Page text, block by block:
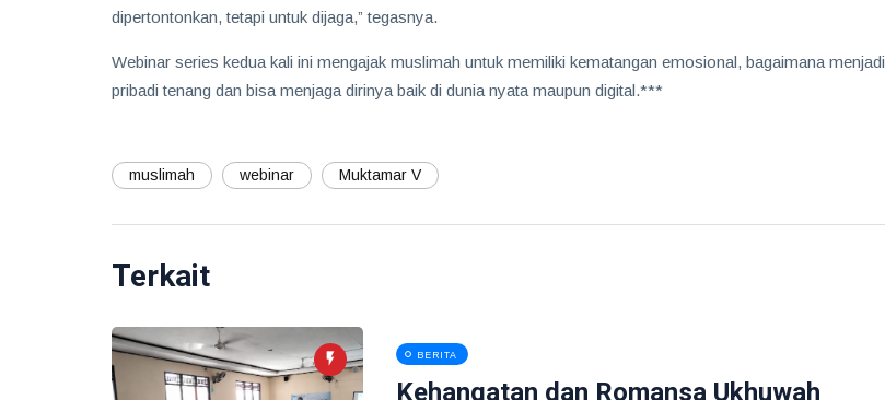
dipertontonkan, tetapi untuk dijaga,” tegasnya.
Webinar series kedua kali ini mengajak muslimah untuk memiliki kematangan emosional, bagaimana menjadi
pribadi tenang dan bisa menjaga dirinya baik di dunia nyata maupun digital.***
muslimah webinar Muktamar V
Terkait
BERITA
Kehangatan dan Romansa Ukhuwah